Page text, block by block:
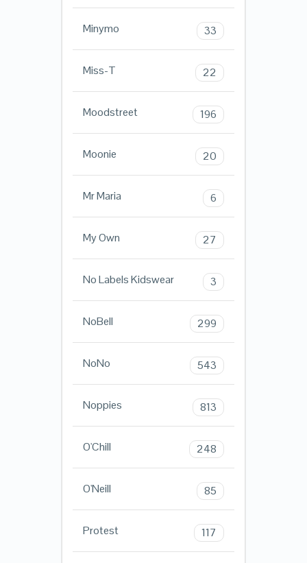
Minymo 33
Miss-T 22
Moodstreet 196
Moonie 20
Mr Maria 6
My Own 27
No Labels Kidswear 3
NoBell 299
NoNo 543
Noppies 813
O'Chill 248
O'Neill 85
Protest 117